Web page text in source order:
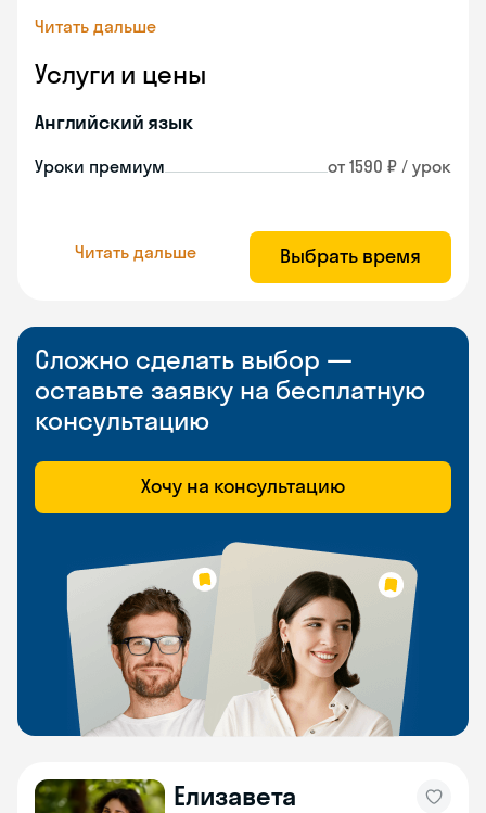
Читать дальше
Услуги и цены
Английский язык
Уроки премиум от 1590 ₽ / урок
Читать дальше Выбрать время
Сложно сделать выбор —
оставьте заявку на бесплатную
консультацию
Хочу на консультацию
Елизавета